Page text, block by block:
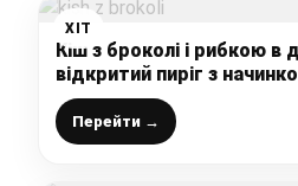
ХІТ
Кіш з броколі і рибкою в
відкритий пиріг з
ресторані
Перейти →